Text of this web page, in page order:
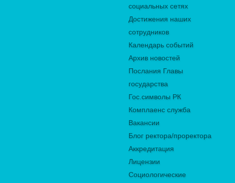
социальных сетях
Достижения наших
сотрудников
Календарь событий
Архив новостей
Послания Главы
государства
Гос.символы РК
Комплаенс служба
Вакансии
Блог ректора/проректора
Аккредитация
Лицензии
Социологические